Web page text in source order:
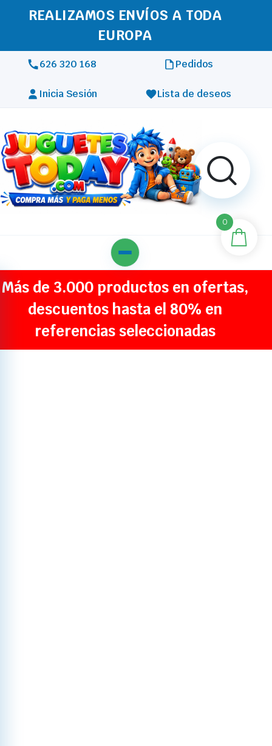
REALIZAMOS ENVÍOS A TODA
EUROPA
626 320 168 Pedidos
Inicia Sesión Lista de deseos
Más de 3.000 productos en ofertas,
descuentos hasta el 80% en
referencias seleccionadas
0